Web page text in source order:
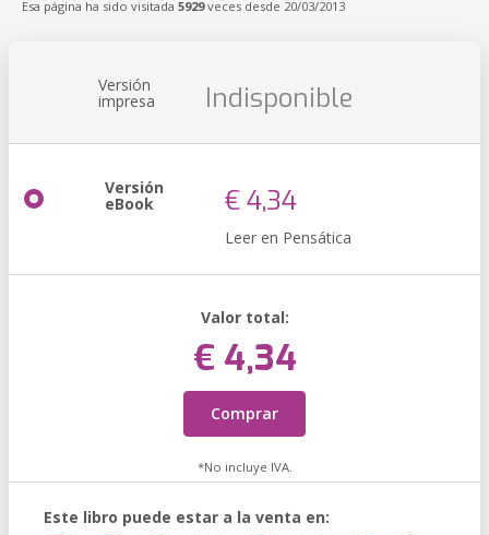
Esa página ha sido visitada 5929veces desde 20/03/2013
Versión
impresa Indisponible
Versión
eBook € 4,34
Leer en Pensática
Valor total:
€ 4,34
Comprar
*No incluye IVA.
Este libro puede estar a la venta en: